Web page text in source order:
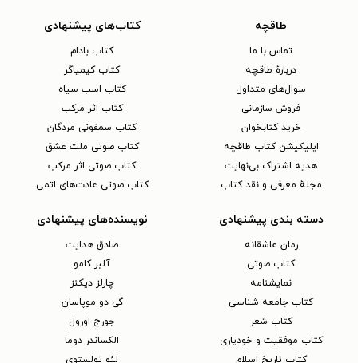
طاقچه
تماس با ما
دربارهٔ طاقچه
سوال‌های متداول
فروش سازمانی
خرید کتابخوان
اپلیکیشن کتاب طاقچه
هدیه اشتراک بی‌نهایت
مجلهٔ معرفی و نقد کتاب
کتاب‌های پیشنهادی
کتاب بادام
کتاب کیمیاگر
کتاب اسب سیاه
کتاب اثر مرکب
کتاب سمفونی مردگان
کتاب صوتی ملت عشق
کتاب صوتی اثر مرکب
کتاب صوتی عادت‌های اتمی
دسته بندی پیشنهادی
رمان عاشقانه
کتاب‌ صوتی
نمایشنامه
کتاب جامعه شناسی
کتاب شعر
کتاب موفقیت و خودیاری
کتاب تاریخ اسلام
نویسنده‌های پیشنهادی
صادق هدایت
آلبر کامو
چارلز دیکنز
گی دو موپاسان
جورج اورول
الکساندر دوما
لئو تولستوی